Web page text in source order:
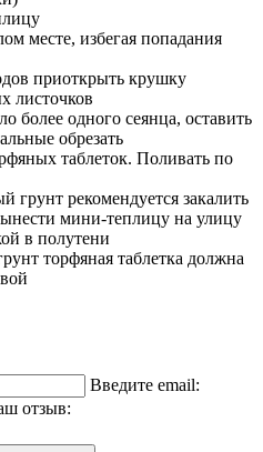
месте, избегая попадания
приоткрыть крушку
листочков
более одного сеянца, оставить
обрезать
таблеток. Поливать по
грунт рекомендуется закалить
мини-теплицу на улицу
в полутени
торфяная таблетка должна
Введите email:
отзыв: